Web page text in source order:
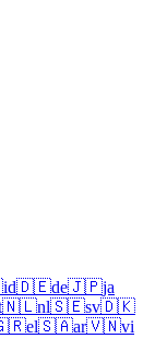
id🇩🇪de🇯🇵ja
🇳🇱nl🇸🇪sv🇩🇰
el🇸🇦ar🇻🇳vi